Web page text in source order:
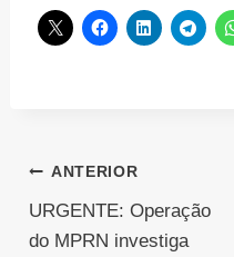
Navegação
de
ANTERIOR
URGENTE: Operação
do MPRN investiga